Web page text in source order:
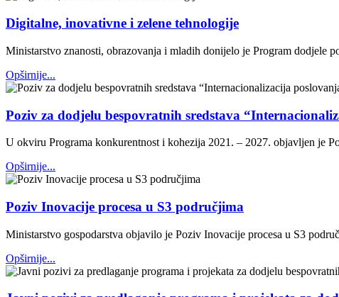
Digitalne, inovativne i zelene tehnologije
Ministarstvo znanosti, obrazovanja i mladih donijelo je Program dodjele
Opširnije...
Poziv za dodjelu bespovratnih sredstava
U okviru Programa konkurentnost i kohezija 2021. – 2027. objavljen je
Opširnije...
Poziv Inovacije procesa u S3 područjima
Ministarstvo gospodarstva objavilo je Poziv Inovacije procesa u S3
Opširnije...